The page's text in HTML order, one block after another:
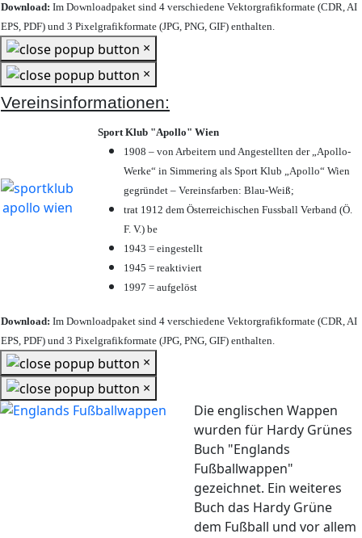
Download: Im Downloadpaket sind 4 verschiedene Vektorgrafikformate (CDR, AI
EPS, PDF) und 3 Pixelgrafikformate (JPG, PNG, GIF) enthalten.
×
×
Vereinsinformationen:
Sport Klub "Apollo" Wien
1908 – von Arbeitern und Angestellten der „Apollo-
Werke“ in Simmering als Sport Klub „Apollo“ Wien
gegründet – Vereinsfarben: Blau-Weiß;
trat 1912 dem Österreichischen Fussball Verband (Ö.
F. V.) be
1943 = eingestellt
1945 = reaktiviert
1997 = aufgelöst
Download: Im Downloadpaket sind 4 verschiedene Vektorgrafikformate (CDR, AI
EPS, PDF) und 3 Pixelgrafikformate (JPG, PNG, GIF) enthalten.
×
×
Die englischen Wappen
wurden für Hardy Grünes
Buch "Englands
Fußballwappen"
gezeichnet. Ein weiteres
Buch das Hardy Grüne
dem Fußball und vor allem